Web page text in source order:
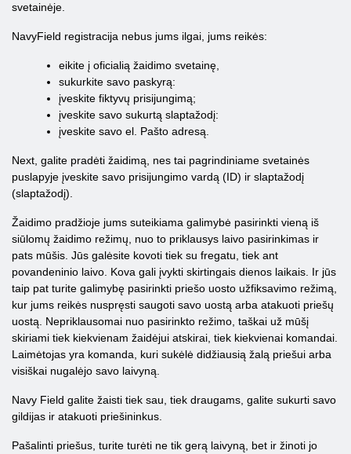
svetainėje.
NavyField registracija nebus jums ilgai, jums reikės:
eikite į oficialią žaidimo svetainę,
sukurkite savo paskyrą:
įveskite fiktyvų prisijungimą;
įveskite savo sukurtą slaptažodį:
įveskite savo el. Pašto adresą.
Next, galite pradėti žaidimą, nes tai pagrindiniame svetainės
puslapyje įveskite savo prisijungimo vardą (ID) ir slaptažodį
(slaptažodį).
Žaidimo pradžioje jums suteikiama galimybė pasirinkti vieną iš
siūlomų žaidimo režimų, nuo to priklausys laivo pasirinkimas ir
pats mūšis. Jūs galėsite kovoti tiek su fregatu, tiek ant
povandeninio laivo. Kova gali įvykti skirtingais dienos laikais. Ir jūs
taip pat turite galimybę pasirinkti priešo uosto užfiksavimo režimą,
kur jums reikės nuspręsti saugoti savo uostą arba atakuoti priešų
uostą. Nepriklausomai nuo pasirinkto režimo, taškai už mūšį
skiriami tiek kiekvienam žaidėjui atskirai, tiek kiekvienai komandai.
Laimėtojas yra komanda, kuri sukėlė didžiausią žalą priešui arba
visiškai nugalėjo savo laivyną.
Navy Field galite žaisti tiek sau, tiek draugams, galite sukurti savo
gildijas ir atakuoti priešininkus.
Pašalinti priešus, turite turėti ne tik gerą laivyną, bet ir žinoti jo